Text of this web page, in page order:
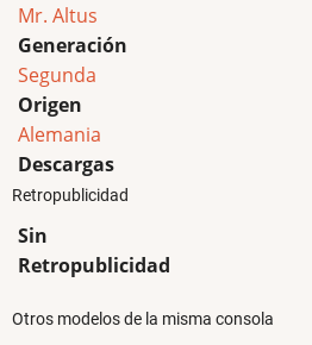
Mr. Altus
Generación
Segunda
Origen
Alemania
Descargas
Retropublicidad
Sin
Retropublicidad
Otros modelos de la misma consola